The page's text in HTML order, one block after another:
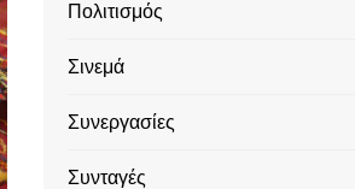
Πολιτισμός
Σινεμά
Συνεργασίες
Συνταγές